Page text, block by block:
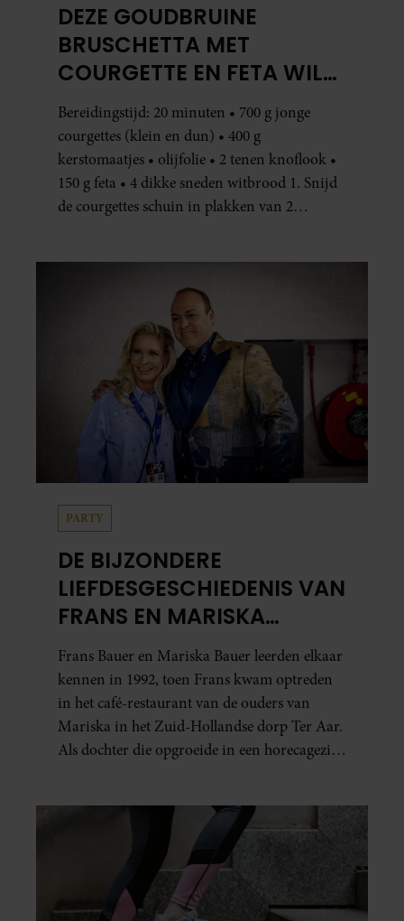
DEZE GOUDBRUINE
BRUSCHETTA MET
COURGETTE EN FETA WIL
JE METEEN MAKEN
Bereidingstijd: 20 minuten • 700 g jonge
courgettes (klein en dun) • 400 g
kerstomaatjes • olijfolie • 2 tenen knoflook •
150 g feta • 4 dikke sneden witbrood 1. Snijd
de courgettes schuin in plakken van 2
PARTY
DE BIJZONDERE
LIEFDESGESCHIEDENIS VAN
FRANS EN MARISKA
BAUER: OOK IN BED
ELKAARS EERSTE
Frans Bauer en Mariska Bauer leerden elkaar
kennen in 1992, toen Frans kwam optreden
in het café-restaurant van de ouders van
Mariska in het Zuid-Hollandse dorp Ter Aar.
Als dochter die opgroeide in een horecagezin